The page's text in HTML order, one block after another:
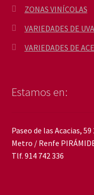
ZONAS VINÍCOLAS
VARIEDADES DE UVA
VARIEDADES DE
Estamos en:
Paseo de las Acacias, 59
Metro / Renfe
Tlf. 914 742 336